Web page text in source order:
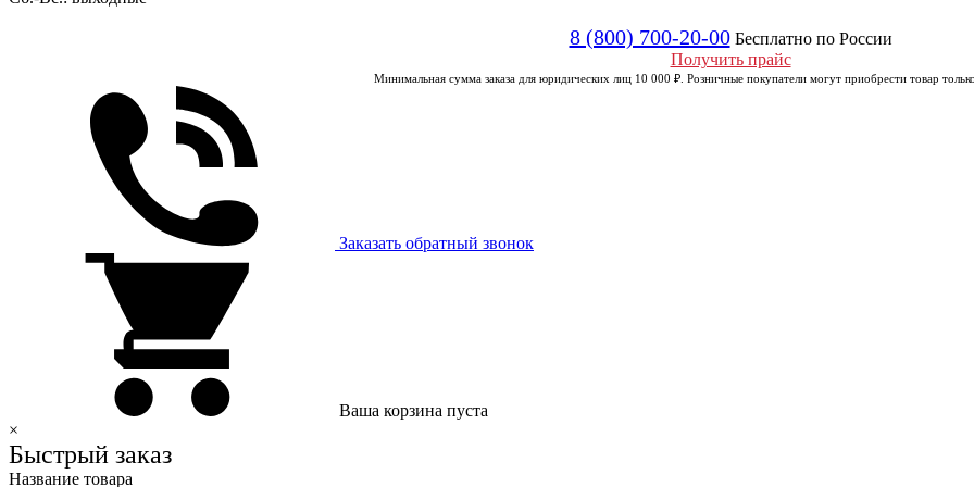
8 (800) 700-20-00 Бесплатно по России
Получить прайс
Минимальная сумма заказа для юридических лиц 10 000 ₽. Розничные покупатели могут приобрести товар
Заказать обратный звонок
Ваша корзина пуста
×
Быстрый заказ
Название товара